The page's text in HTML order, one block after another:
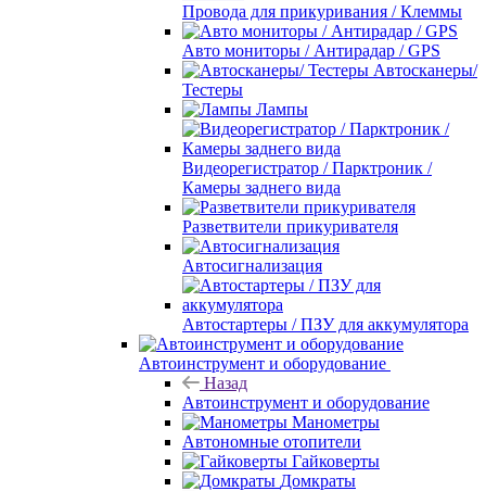
Провода для прикуривания / Клеммы
Авто мониторы / Антирадар / GPS
Автосканеры/
Тестеры
Лампы
Видеорегистратор / Парктроник /
Камеры заднего вида
Разветвители прикуривателя
Автосигнализация
Автостартеры / ПЗУ для аккумулятора
Автоинструмент и оборудование
Назад
Автоинструмент и оборудование
Манометры
Автономные отопители
Гайковерты
Домкраты